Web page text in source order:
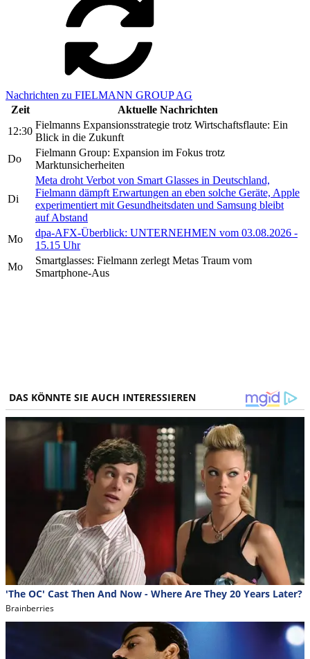
Nachrichten zu FIELMANN GROUP AG
Zeit
Aktuelle Nachrichten
12:30
Fielmanns Expansionsstrategie trotz Wirtschaftsflaute: Ein
Blick in die Zukunft
Do
Fielmann Group: Expansion im Fokus trotz
Marktunsicherheiten
Di
Meta droht Verbot von Smart Glasses in Deutschland,
Fielmann dämpft Erwartungen an eben solche Geräte, Apple
experimentiert mit Gesundheitsdaten und Samsung bleibt
auf Abstand
Mo
dpa-AFX-Überblick: UNTERNEHMEN vom 03.08.2026 -
15.15 Uhr
Mo
Smartglasses: Fielmann zerlegt Metas Traum vom
Smartphone-Aus